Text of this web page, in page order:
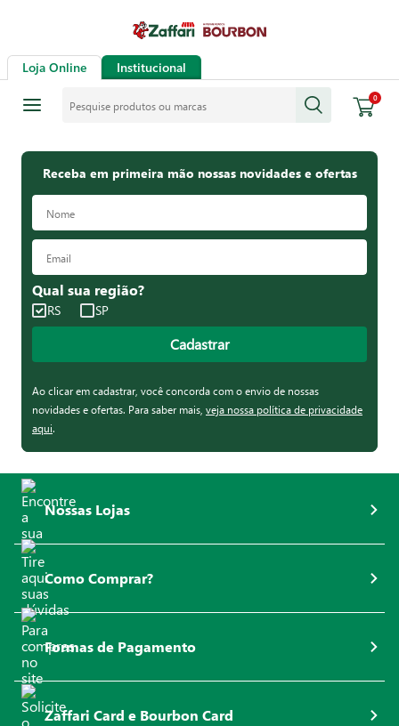
Loja Online Institucional
0
Receba em primeira mão nossas novidades e ofertas
Qual sua região?
RS SP
Cadastrar
Ao clicar em cadastrar, você concorda com o envio de nossas
novidades e ofertas. Para saber mais, veja nossa política de privacidade
aqui.
Nossas Lojas
Como Comprar?
Formas de Pagamento
Zaffari Card e Bourbon Card